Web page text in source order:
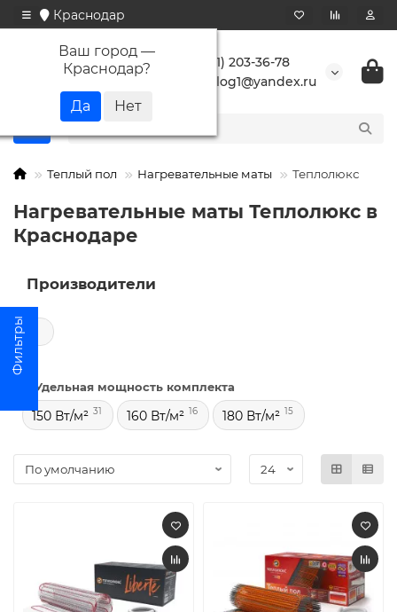
Краснодар
Ваш город —
Краснодар?
+7 (861) 203-36-78
buranlog1@yandex.ru
Теплый пол Нагревательные маты Теплолюкс
Нагревательные маты Теплолюкс в
Краснодаре
Производители
⚡ Удельная мощность комплекта
150 Вт/м² 31 160 Вт/м² 16 180 Вт/м² 15